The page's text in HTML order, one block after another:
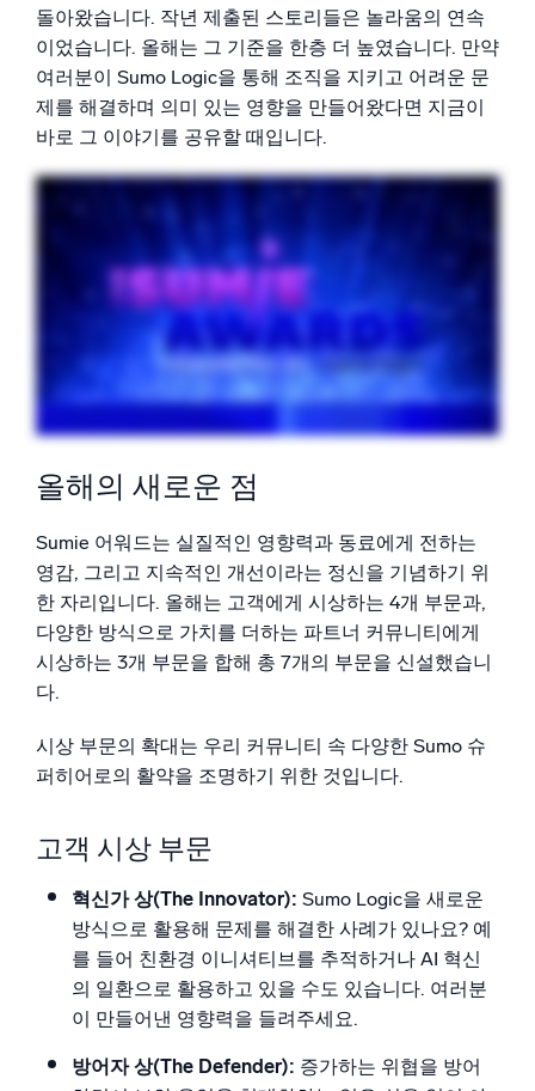
신뢰할 수 있고 인증된
돌아왔습니다. 작년 제출된 스토리들은 놀라움의 연속
이었습니다. 올해는 그 기준을 한층 더 높였습니다. 만약
여러분이 Sumo Logic을 통해 조직을 지키고 어려운 문
제를 해결하며 의미 있는 영향을 만들어왔다면 지금이
바로 그 이야기를 공유할 때입니다.
올해의 새로운 점
Sumie 어워드는 실질적인 영향력과 동료에게 전하는
영감, 그리고 지속적인 개선이라는 정신을 기념하기 위
한 자리입니다. 올해는 고객에게 시상하는 4개 부문과,
다양한 방식으로 가치를 더하는 파트너 커뮤니티에게
시상하는 3개 부문을 합해 총 7개의 부문을 신설했습니
다.
시상 부문의 확대는 우리 커뮤니티 속 다양한 Sumo 슈
퍼히어로의 활약을 조명하기 위한 것입니다.
고객 시상 부문
혁신가 상(The Innovator): Sumo Logic을 새로운
방식으로 활용해 문제를 해결한 사례가 있나요? 예
를 들어 친환경 이니셔티브를 추적하거나 AI 혁신
의 일환으로 활용하고 있을 수도 있습니다. 여러분
이 만들어낸 영향력을 들려주세요.
방어자 상(The Defender): 증가하는 위협을 방어